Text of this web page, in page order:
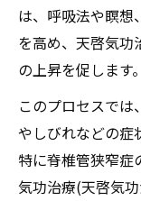
は、呼吸法や瞑想
を高め、天啓気功
の上昇を促します。
このプロセスでは
やしびれなどの症
特に脊椎管狭窄症
気功治療(天啓気